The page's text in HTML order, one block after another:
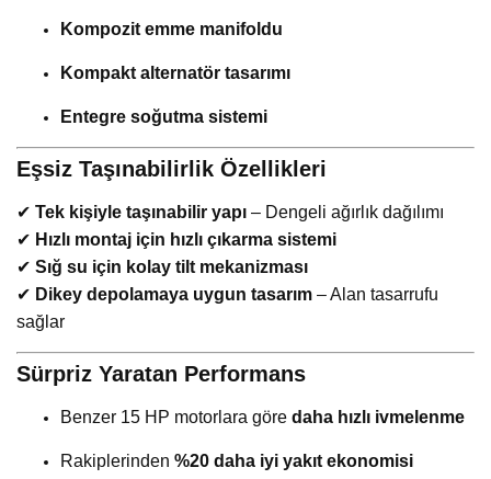
Kompozit emme manifoldu
Kompakt alternatör tasarımı
Entegre soğutma sistemi
Eşsiz Taşınabilirlik Özellikleri
✔ Tek kişiyle taşınabilir yapı – Dengeli ağırlık dağılımı
✔ Hızlı montaj için hızlı çıkarma sistemi
✔ Sığ su için kolay tilt mekanizması
✔ Dikey depolamaya uygun tasarım – Alan tasarrufu
sağlar
Sürpriz Yaratan Performans
Benzer 15 HP motorlara göre daha hızlı ivmelenme
Rakiplerinden %20 daha iyi yakıt ekonomisi